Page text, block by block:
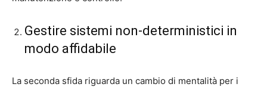
Gestire sistemi non-deterministici in
modo affidabile
La seconda sfida riguarda un cambio di mentalità per i